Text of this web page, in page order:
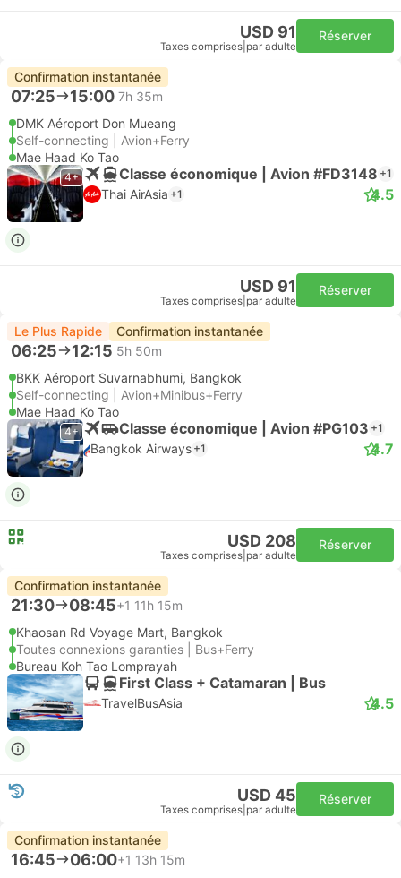
USD 91
Taxes comprises par adulte
Réserver
Confirmation instantanée
07:25 15:00 7h 35m
DMK Aéroport Don Mueang
Self-connecting | Avion+Ferry
Mae Haad Ko Tao
4+ Classe économique | Avion #FD3148 +1
Thai AirAsia +1 4.5
USD 91
Taxes comprises par adulte
Réserver
Le Plus Rapide Confirmation instantanée
06:25 12:15 5h 50m
BKK Aéroport Suvarnabhumi, Bangkok
Self-connecting | Avion+Minibus+Ferry
Mae Haad Ko Tao
4+ Classe économique | Avion #PG103 +1
Bangkok Airways +1 4.7
USD 208
Taxes comprises par adulte
Réserver
Confirmation instantanée
21:30 08:45+1 11h 15m
Khaosan Rd Voyage Mart, Bangkok
Toutes connexions garanties | Bus+Ferry
Bureau Koh Tao Lomprayah
First Class + Catamaran | Bus
TravelBusAsia 4.5
USD 45
Taxes comprises par adulte
Réserver
Confirmation instantanée
16:45 06:00+1 13h 15m